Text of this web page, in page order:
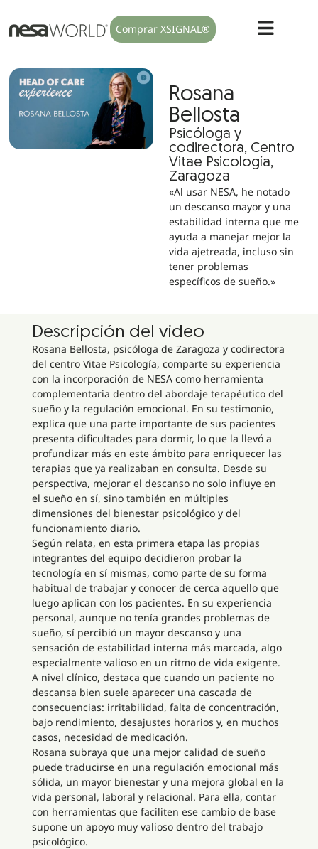
Comprar XSIGNAL®
Rosana
Bellosta
Psicóloga y
codirectora, Centro
Vitae Psicología,
Zaragoza
«Al usar NESA, he notado
un descanso mayor y una
estabilidad interna que me
ayuda a manejar mejor la
vida ajetreada, incluso sin
tener problemas
específicos de sueño.»
Descripción del video
Rosana Bellosta, psicóloga de Zaragoza y codirectora
del centro Vitae Psicología, comparte su experiencia
con la incorporación de NESA como herramienta
complementaria dentro del abordaje terapéutico del
sueño y la regulación emocional. En su testimonio,
explica que una parte importante de sus pacientes
presenta dificultades para dormir, lo que la llevó a
profundizar más en este ámbito para enriquecer las
terapias que ya realizaban en consulta. Desde su
perspectiva, mejorar el descanso no solo influye en
el sueño en sí, sino también en múltiples
dimensiones del bienestar psicológico y del
funcionamiento diario.
Según relata, en esta primera etapa las propias
integrantes del equipo decidieron probar la
tecnología en sí mismas, como parte de su forma
habitual de trabajar y conocer de cerca aquello que
luego aplican con los pacientes. En su experiencia
personal, aunque no tenía grandes problemas de
sueño, sí percibió un mayor descanso y una
sensación de estabilidad interna más marcada, algo
especialmente valioso en un ritmo de vida exigente.
A nivel clínico, destaca que cuando un paciente no
descansa bien suele aparecer una cascada de
consecuencias: irritabilidad, falta de concentración,
bajo rendimiento, desajustes horarios y, en muchos
casos, necesidad de medicación.
Rosana subraya que una mejor calidad de sueño
puede traducirse en una regulación emocional más
sólida, un mayor bienestar y una mejora global en la
vida personal, laboral y relacional. Para ella, contar
con herramientas que faciliten ese cambio de base
supone un apoyo muy valioso dentro del trabajo
psicológico.